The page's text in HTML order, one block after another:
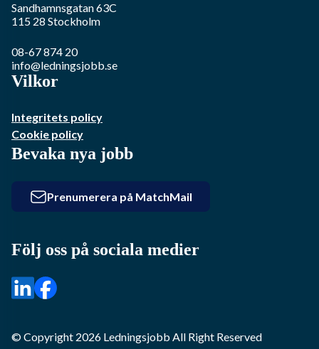
Sandhamnsgatan 63C
115 28 Stockholm
08-67 874 20
info@ledningsjobb.se
Vilkor
Integritets policy
Cookie policy
Bevaka nya jobb
Prenumerera på MatchMail
Följ oss på sociala medier
© Copyright 2026 Ledningsjobb All Right Reserved